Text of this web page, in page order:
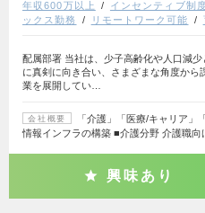
年収600万以上
インセンティブ制
ックス勤務
リモートワーク可能
配属部署 当社は、少子高齢化や人口減少
に真剣に向き合い、さまざまな角度から
業を展開してい…
会社概要
「介護」「医療/キャリア」
情報インフラの構築 ■介護分野 介護職向
興味あり